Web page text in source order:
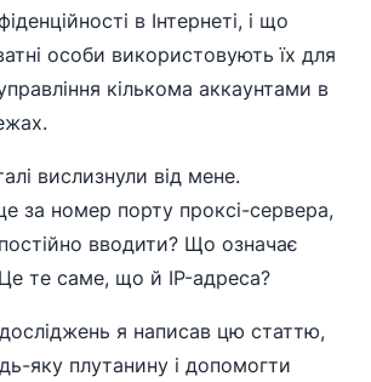
в Інтернеті, і що
особи використовують їх для
кількома аккаунтами в
вислизнули від мене.
за номер порту проксі-сервера,
вводити? Що означає
те саме, що й IP-адреса?
я написав цю статтю,
яку плутанину і допомогти